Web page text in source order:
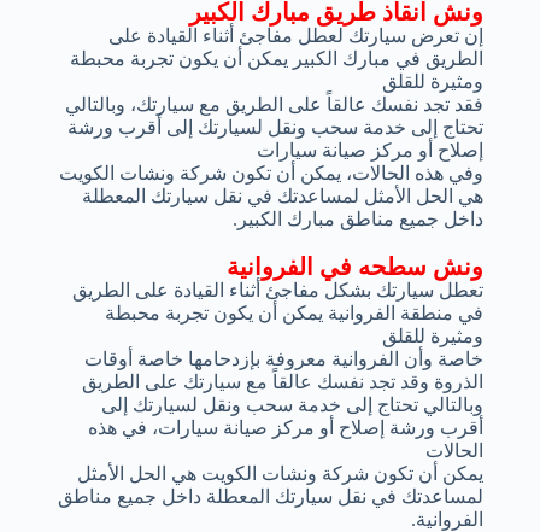
ونش سطحه في الفروانية
تعطل سيارتك بشكل مفاجئ أثناء القيادة على الطريق
في منطقة الفروانية يمكن أن يكون تجربة محبطة
ومثيرة للقلق
خاصة وأن الفروانية معروفة بإزدحامها خاصة أوقات
الذروة وقد تجد نفسك عالقاً مع سيارتك على الطريق
وبالتالي تحتاج إلى خدمة سحب ونقل لسيارتك إلى
أقرب ورشة إصلاح أو مركز صيانة سيارات، في هذه
الحالات
يمكن أن تكون شركة ونشات الكويت هي الحل الأمثل
لمساعدتك في نقل سيارتك المعطلة داخل جميع مناطق
الفروانية.
ونش انقاذ طريق مبارك الكبير
إن تعرض سيارتك لعطل مفاجئ أثناء القيادة على
الطريق في مبارك الكبير يمكن أن يكون تجربة محبطة
ومثيرة للقلق
فقد تجد نفسك عالقاً على الطريق مع سيارتك، وبالتالي
تحتاج إلى خدمة سحب ونقل لسيارتك إلى أقرب ورشة
إصلاح أو مركز صيانة سيارات
وفي هذه الحالات، يمكن أن تكون شركة ونشات الكويت
هي الحل الأمثل لمساعدتك في نقل سيارتك المعطلة
داخل جميع مناطق مبارك الكبير.